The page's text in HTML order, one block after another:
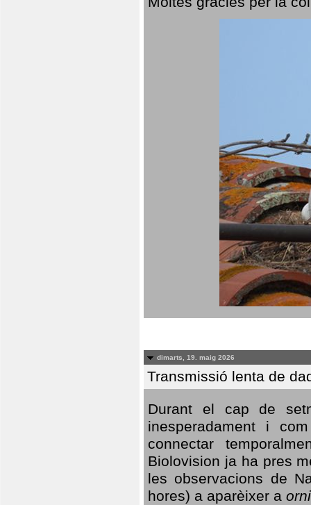
dimarts, 19. maig 2026
Transmissió lenta de
Durant el cap de
inesperadament i
connectar
Biolovision ja ha pres
les observacions de
hores) a aparèixer a